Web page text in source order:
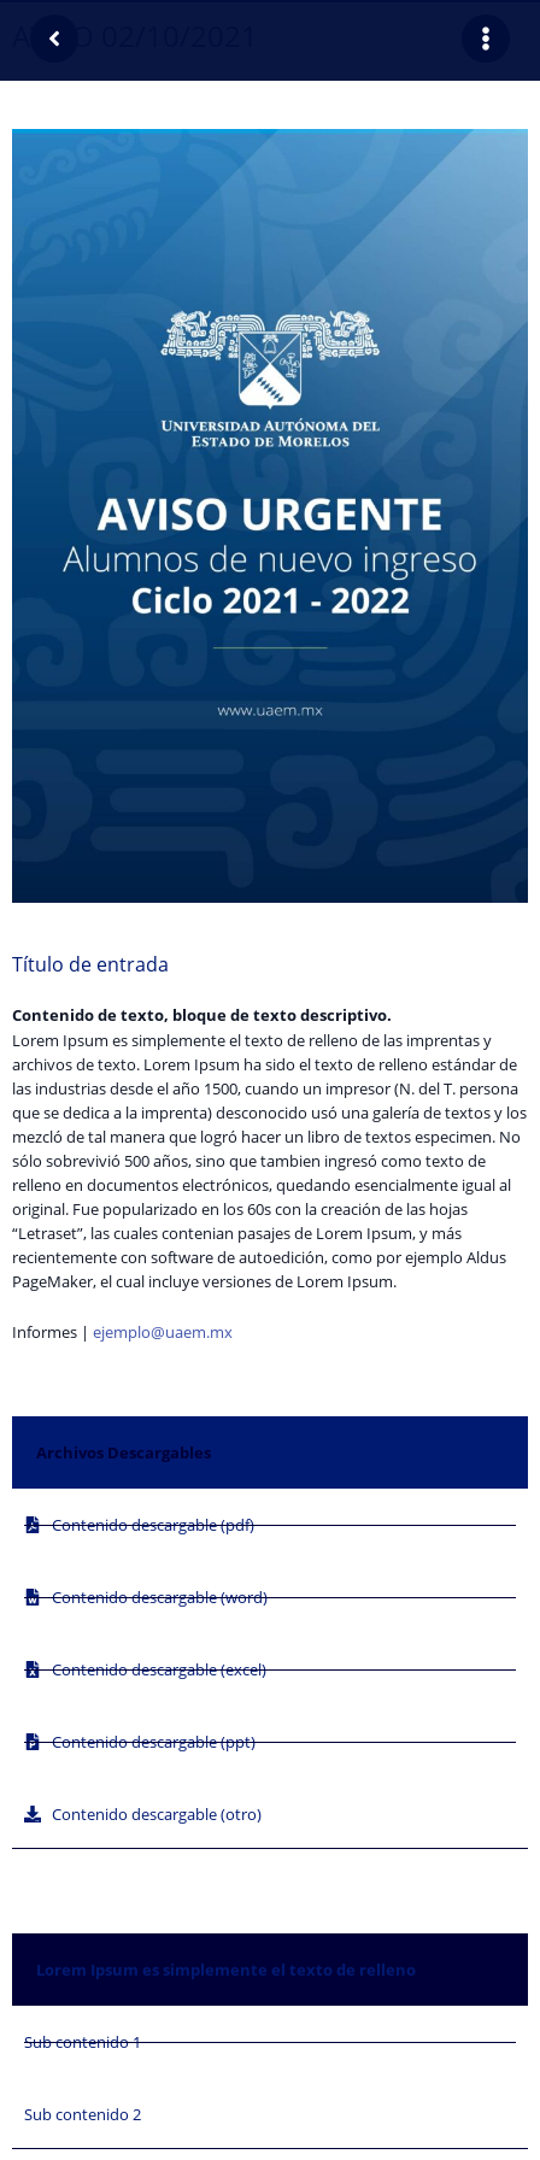
AVISO 02/10/2021
Título de entrada
Contenido de texto, bloque de texto descriptivo.
Lorem Ipsum es simplemente el texto de relleno de las imprentas y
archivos de texto. Lorem Ipsum ha sido el texto de relleno estándar de
las industrias desde el año 1500, cuando un impresor (N. del T. persona
que se dedica a la imprenta) desconocido usó una galería de textos y los
mezcló de tal manera que logró hacer un libro de textos especimen. No
sólo sobrevivió 500 años, sino que tambien ingresó como texto de
relleno en documentos electrónicos, quedando esencialmente igual al
original. Fue popularizado en los 60s con la creación de las hojas
“Letraset”, las cuales contenian pasajes de Lorem Ipsum, y más
recientemente con software de autoedición, como por ejemplo Aldus
PageMaker, el cual incluye versiones de Lorem Ipsum.
Informes | ejemplo@uaem.mx
Archivos Descargables
Contenido descargable (pdf)
Contenido descargable (word)
Contenido descargable (excel)
Contenido descargable (ppt)
Contenido descargable (otro)
Lorem Ipsum es simplemente el texto de relleno​
Sub contenido 1
Sub contenido 2